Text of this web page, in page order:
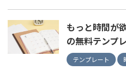
もっと時間が
の無料テンプ
テンプレート